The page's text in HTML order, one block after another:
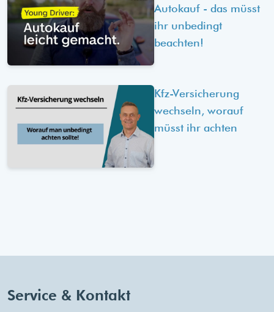
Autokauf - das müsst
ihr unbedingt
beachten!
Kfz-Versicherung
wechseln, worauf
müsst ihr achten
Service & Kontakt